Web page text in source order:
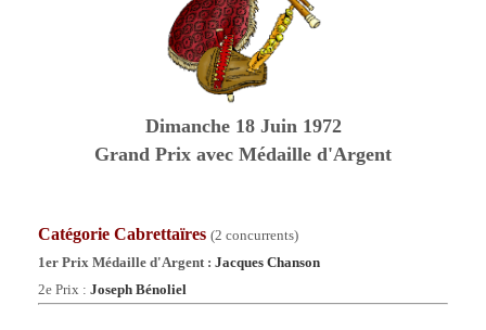
Dimanche 18 Juin 1972
Grand Prix avec Médaille d'Argent
Catégorie Cabrettaïres (2 concurrents)
1er Prix Médaille d'Argent : Jacques Chanson
2e Prix : Joseph Bénoliel